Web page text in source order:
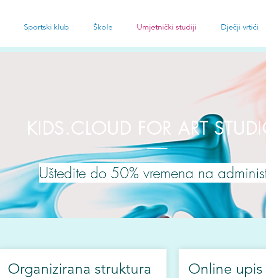
Sportski klub Škole Umjetnički studiji Dječji vrtići
KIDS.CLOUD FOR ART
Uštedite do 50% vremena na
Organizirana struktura
Online upis